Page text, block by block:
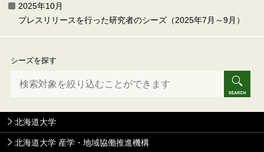
2025年10月
プレスリリースを行った研究者のシーズ（2025年7月～9月）
シーズを探す
北海道大学
北海道大学 産学・地域協働推進機構